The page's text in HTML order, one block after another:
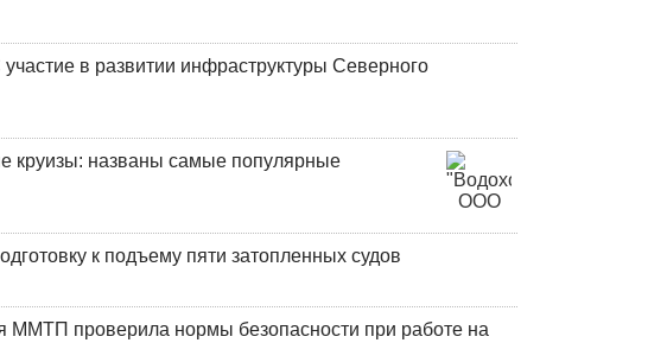
в развитии инфраструктуры Северного
круизы: названы самые популярные
к подъему пяти затопленных судов
ММТП проверила нормы безопасности при работе на